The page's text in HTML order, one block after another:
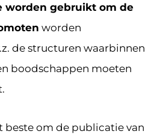
worden gebruikt om de
worden
de structuren waarbinnen
boodschappen moeten
beste om de publicatie van